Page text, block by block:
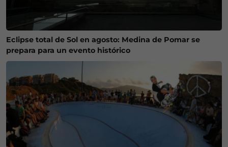
Eclipse total de Sol en agosto: Medina de Pomar se
prepara para un evento histórico